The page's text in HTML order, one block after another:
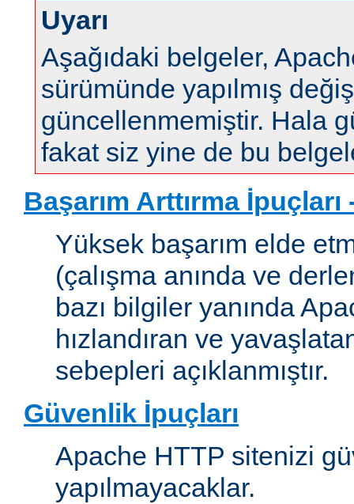
Uyarı
Aşağıdaki belgeler,
sürümünde yapılmış
güncellenmemiştir. Hala
fakat siz yine de bu
Başarım Arttırma
Yüksek başarım elde
(çalışma anında ve
bazı bilgiler yanında
hızlandıran ve
sebepleri açıklanmıştır.
Güvenlik İpuçları
Apache HTTP sitenizi
yapılmayacaklar.